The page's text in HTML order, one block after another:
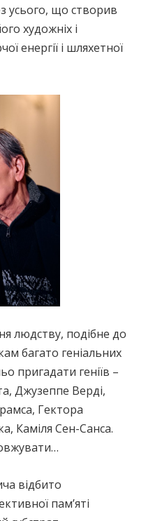
усього, що створив
художніх і
енергії і шляхетної
людству, подібне до
багато геніальних
пригадати геніїв –
Джузеппе Верді,
Гектора
Каміля Сен-Санса.
відбито
пам’яті